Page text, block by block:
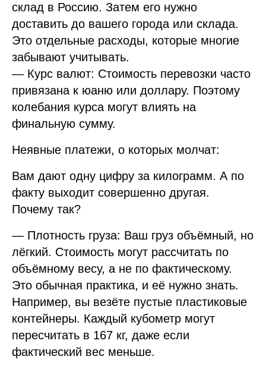
склад в Россию. Затем его нужно
доставить до вашего города или склада.
Это отдельные расходы, которые многие
забывают учитывать.
— Курс валют: Стоимость перевозки часто
привязана к юаню или доллару. Поэтому
колебания курса могут влиять на
финальную сумму.
Неявные платежи, о которых молчат:
Вам дают одну цифру за килограмм. А по
факту выходит совершенно другая.
Почему так?
— Плотность груза: Ваш груз объёмный, но
лёгкий. Стоимость могут рассчитать по
объёмному весу, а не по фактическому.
Это обычная практика, и её нужно знать.
Например, вы везёте пустые пластиковые
контейнеры. Каждый кубометр могут
пересчитать в 167 кг, даже если
фактический вес меньше.